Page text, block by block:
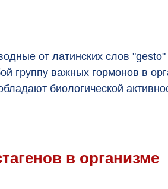
от латинских слов
группу важных гормонов в
биологической
в организме